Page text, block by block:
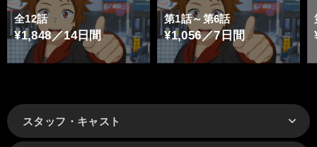
全12話
¥1,848／14日間
第1話～第6話
¥1,056／7日間
スタッフ・キャスト